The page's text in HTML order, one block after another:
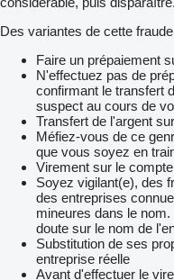
Des variantes de cette
Faire un prépaiement
N'effectuez pas de
confirmant le transfert
suspect au cours de
Transfert de l'argent
Méfiez-vous de ce
que vous soyez en
Virement sur le
Soyez vigilant(e), des
des entreprises
mineures dans le
doute sur le nom de
Substitution de ses
entreprise réelle
Avant d'effectuer le